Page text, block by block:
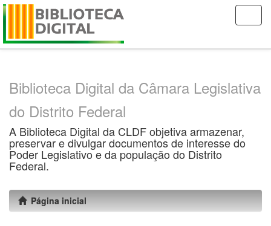
Skip
Biblioteca Digital da Câmara Legislativa
do Distrito Federal
A Biblioteca Digital da CLDF objetiva armazenar,
preservar e divulgar documentos de interesse do
Poder Legislativo e da população do Distrito
Federal.
Página inicial